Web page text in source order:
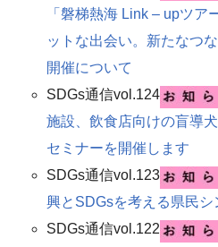
「磐梯熱海 Link – upツア
ットな出会い。新たなつ
開催について
SDGs通信vol.124
施設、飲食店向けの盲導
セミナーを開催します​
SDGs通信vol.123
興とSDGsを考える県民
SDGs通信vol.122